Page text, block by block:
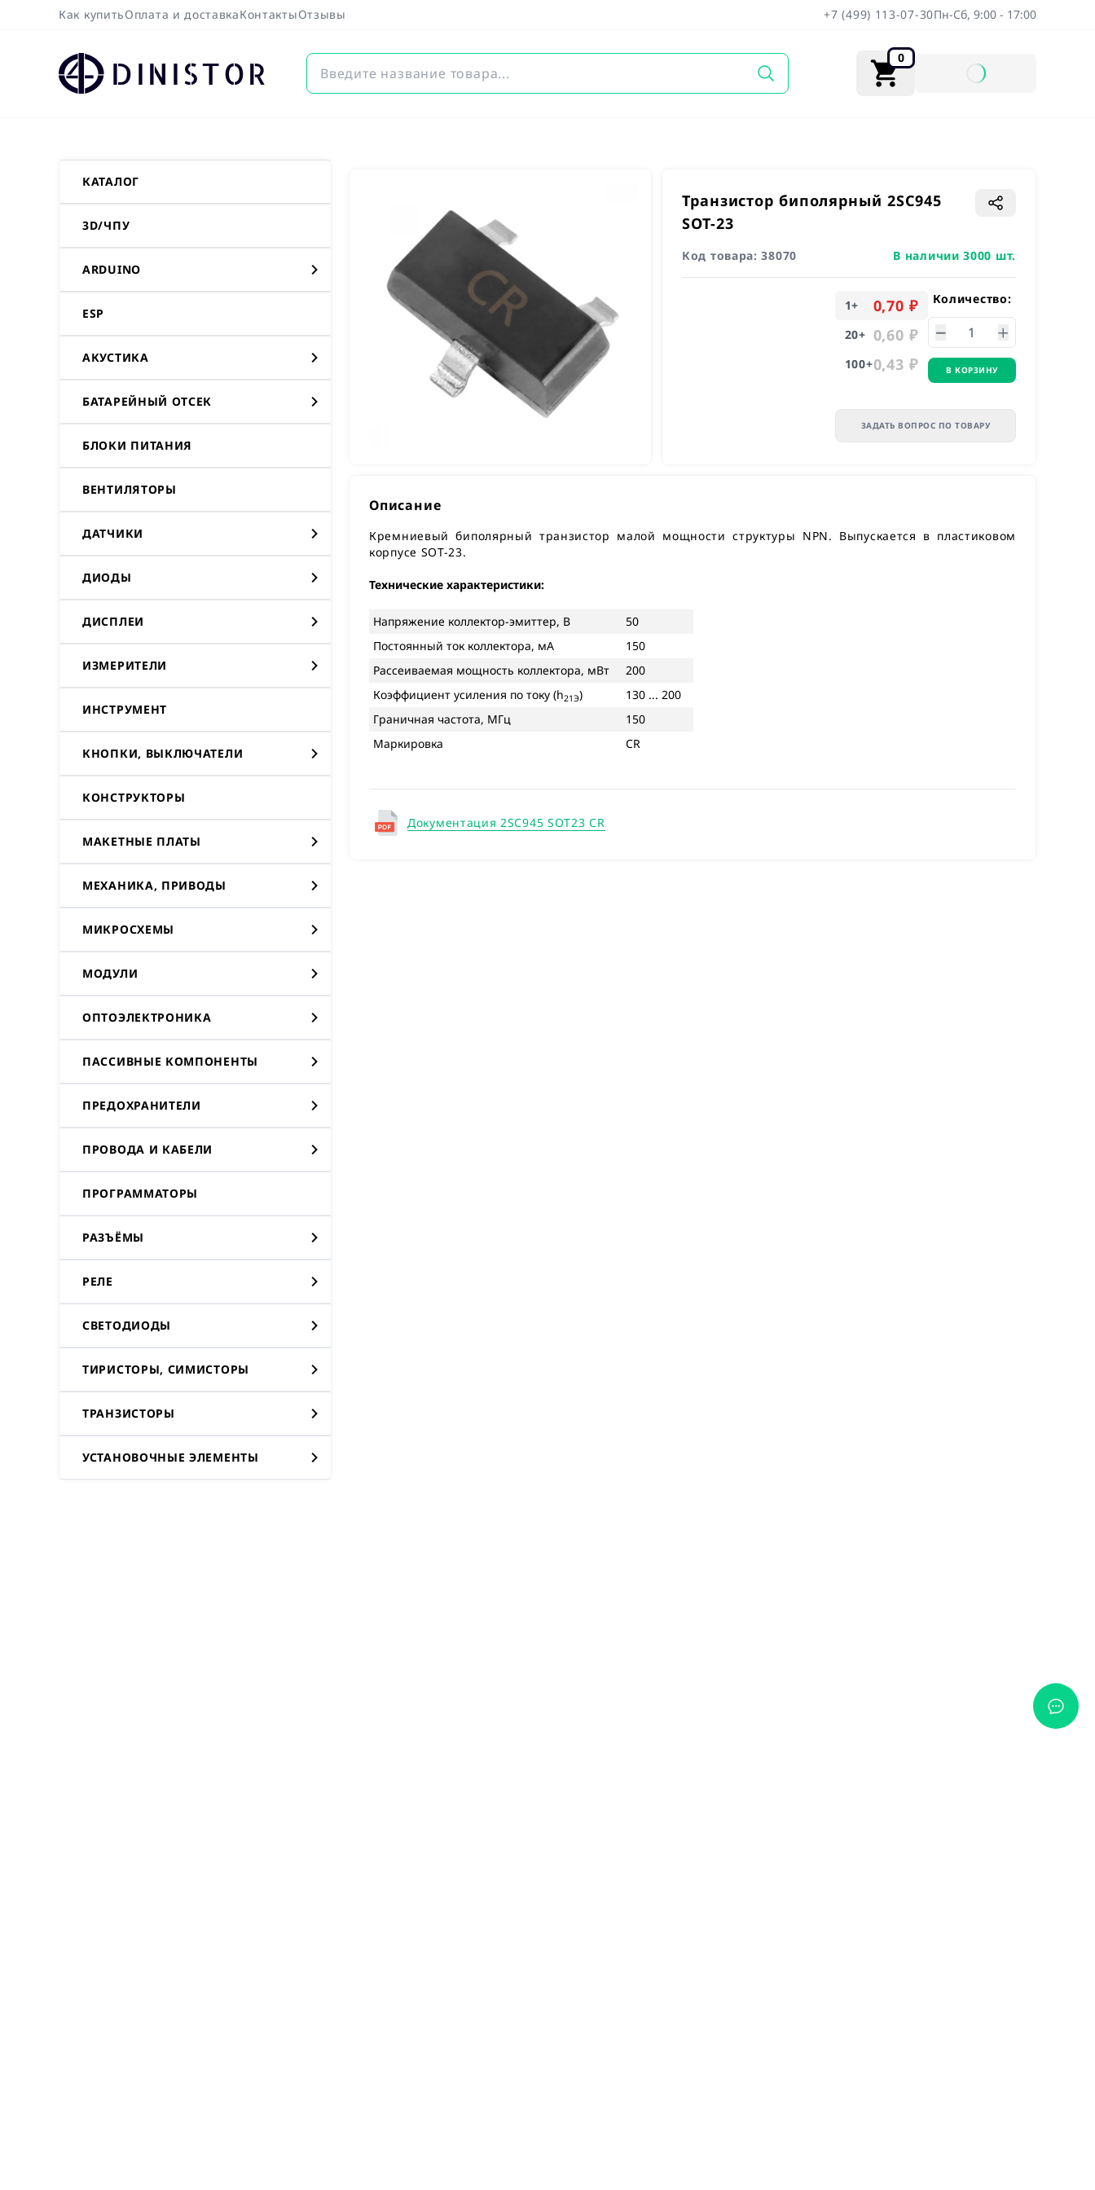
Как купитьОплата и доставкаКонтактыОтзывы +7 (499) 113-07-30Пн-Сб, 9:00 - 17:00
DINISTOR 0
КАТАЛОГ
3D/ЧПУ
ARDUINO
ESP
АКУСТИКА
БАТАРЕЙНЫЙ ОТСЕК
БЛОКИ ПИТАНИЯ
ВЕНТИЛЯТОРЫ
ДАТЧИКИ
ДИОДЫ
ДИСПЛЕИ
ИЗМЕРИТЕЛИ
ИНСТРУМЕНТ
КНОПКИ, ВЫКЛЮЧАТЕЛИ
КОНСТРУКТОРЫ
МАКЕТНЫЕ ПЛАТЫ
МЕХАНИКА, ПРИВОДЫ
МИКРОСХЕМЫ
МОДУЛИ
ОПТОЭЛЕКТРОНИКА
ПАССИВНЫЕ КОМПОНЕНТЫ
ПРЕДОХРАНИТЕЛИ
ПРОВОДА И КАБЕЛИ
ПРОГРАММАТОРЫ
РАЗЪЁМЫ
РЕЛЕ
СВЕТОДИОДЫ
ТИРИСТОРЫ, СИМИСТОРЫ
ТРАНЗИСТОРЫ
УСТАНОВОЧНЫЕ ЭЛЕМЕНТЫ
Транзистор биполярный 2SC945
SOT-23
Код товара:38070 В наличии 3000 шт.
1+ 0,70 ₽
20+ 0,60 ₽
100+0,43 ₽
Количество:
В КОРЗИНУ
ЗАДАТЬ ВОПРОС ПО ТОВАРУ
Описание
Кремниевый биполярный транзистор малой мощности структуры NPN. Выпускается в пластиковом
корпусе SOT-23.
Технические характеристики:
Напряжение коллектор-эмиттер, В
50
Постоянный ток коллектора, мА
150
Рассеиваемая мощность коллектора, мВт
200
Коэффициент усиления по току (h21Э)
130 ... 200
Граничная частота, МГц
150
Маркировка
CR
Документация 2SC945 SOT23 CR